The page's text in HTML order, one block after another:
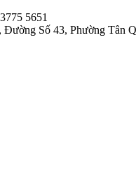
5651
Số 43, Phường Tân